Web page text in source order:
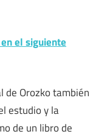
el siguiente
de Orozko también
estudio y la
de un libro de